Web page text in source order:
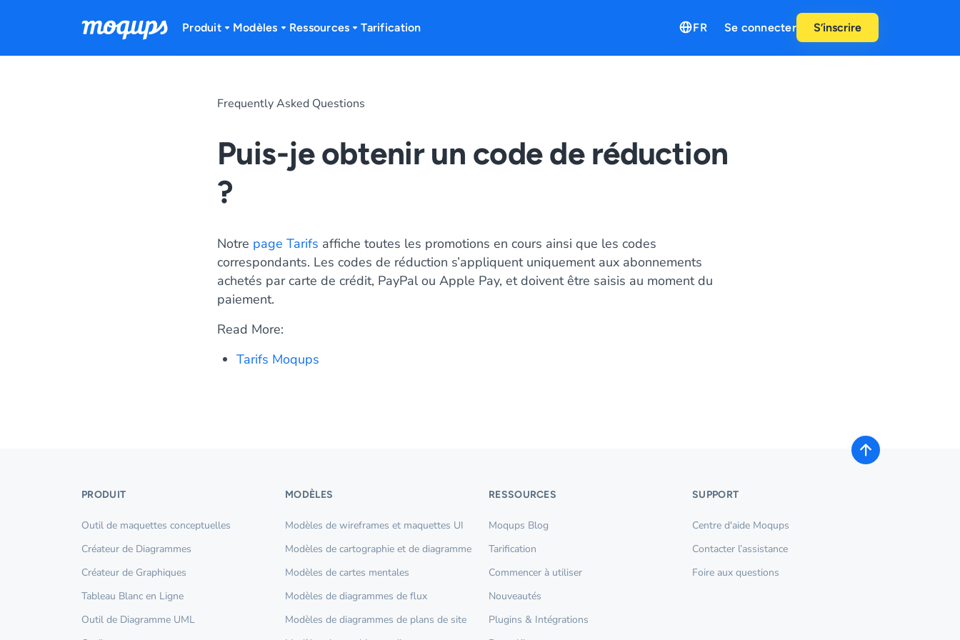
Produit Modèles Ressources Tarification FR Se connecter S’inscrire
Frequently Asked Questions
Puis-je obtenir un code de réduction
?
Notre page Tarifs affiche toutes les promotions en cours ainsi que les codes
correspondants. Les codes de réduction s’appliquent uniquement aux abonnements
achetés par carte de crédit, PayPal ou Apple Pay, et doivent être saisis au moment du
paiement.
Read More:
Tarifs Moqups
PRODUIT
Outil de maquettes conceptuelles
Créateur de Diagrammes
Créateur de Graphiques
Tableau Blanc en Ligne
Outil de Diagramme UML
MODÈLES
Modèles de wireframes et maquettes UI
Modèles de cartographie et de diagramme
Modèles de cartes mentales
Modèles de diagrammes de flux
Modèles de diagrammes de plans de site
RESSOURCES
Moqups Blog
Tarification
Commencer à utiliser
Nouveautés
Plugins & Intégrations
SUPPORT
Centre d'aide Moqups
Contacter l’assistance
Foire aux questions